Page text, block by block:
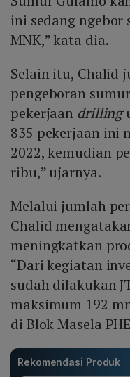
ini sedang
MNK,” kata dia.
Selain itu, Chalid
pengeboran
pekerjaan drilling
835 pekerjaan ini
2022, kemudian
ribu,” ujarnya.
Melalui jumlah
Chalid
meningkatkan
“Dari kegiatan
sudah dilakukan
maksimum 192
di Blok Masela
Rekomendasi Produk